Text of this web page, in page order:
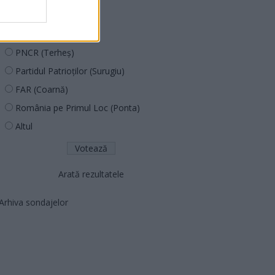
PNCR (Terheș)
Partidul Patrioților (Surugiu)
FAR (Coarnă)
România pe Primul Loc (Ponta)
Altul
Arată rezultatele
sondajelor